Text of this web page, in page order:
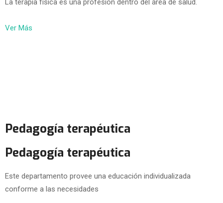
La terapia física es una profesión dentro del área de salud.
Ver Más
Pedagogía terapéutica
Pedagogía terapéutica
Este departamento provee una educación individualizada
conforme a las necesidades